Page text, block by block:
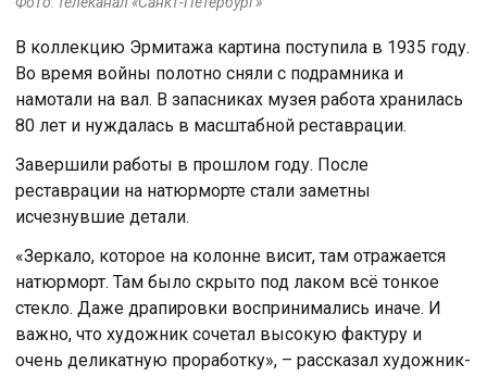
В коллекцию Эрмитажа картина поступила в 1935 году.
Во время войны полотно сняли с подрамника и
намотали на вал. В запасниках музея работа хранилась
80 лет и нуждалась в масштабной реставрации.
Завершили работы в прошлом году. После
реставрации на натюрморте стали заметны
исчезнувшие детали.
«Зеркало, которое на колонне висит, там отражается
натюрморт. Там было скрыто под лаком всё тонкое
стекло. Даже драпировки воспринимались иначе. И
важно, что художник сочетал высокую фактуру и
очень деликатную проработку», – рассказал художник-